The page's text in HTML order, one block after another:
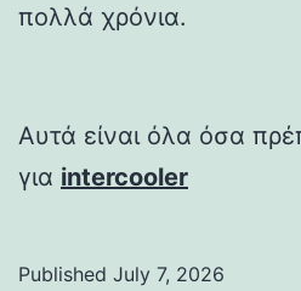
πολλά χρόνια.
Αυτά είναι όλα όσα
για intercooler
Published July 7, 2026